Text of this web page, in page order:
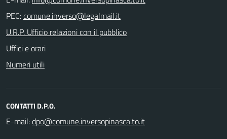
PEC:
U.R.P. Ufficio relazioni con il pubblico
Uffici e orari
Numeri utili
CONTATTI D.P.O.
E-mail: